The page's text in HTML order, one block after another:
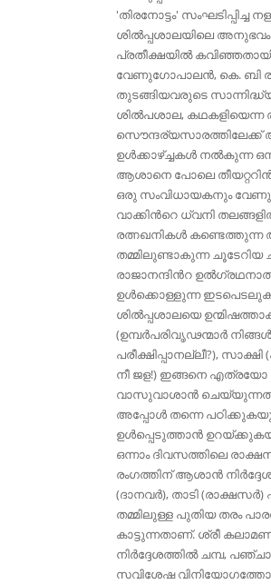
'തിരനോട്ടം' സംഘടിപ്പിച്ച
ശില്‍പ്പശാലയിലെ അനുഭവം
പ്രതീക്ഷയില്‍
വേണുഗോപാലന്‍, കെ. ബി
തുടങ്ങിയവരുടെ
ശില്‍പശാല,
സൌന്ദര്യസാരത്തിലേക്ക്
ഉള്‍ക്കാഴ്ച്ചകള്‍ നല്‍കുന്ന
ആശാനെ പോലെ
ഒരു സംവിധായകനും
വാക്കിന്‍റെ ധ്വനി
രത്നഖനികള്‍
തമ്മിലുണ്ടാകുന്ന ചൂടേറിയ
രാജാനന്ദിന്‍റ
ഉള്‍ക്കൊള്ളുന്ന
ശില്‍പ്പശാലയെ
(ഉമ്പര്‍പരിവൃഢന്മാര്‍
പരീക്ഷിപ്പാനല്ലീ?),
നീ ജള!) ഇങ്ങനെ
വാസുവാശാന്‍
അപ്പോള്‍ തന്നെ
ഉള്‍പ്പെടുത്താന്‍
ഒന്നാം ദിവസത്തിലെ
രംഗത്തിന്‌ ആശാന്‍
(ദാനവര്‍), താടി
തമ്മിലുള്ള പുതിയ തരം
കാട്ടുന്നതാണ്‌. ശ്രീ
നിര്‍ദ്ദേശത്തില്‍ ചമ്പ,
സവിശേഷ